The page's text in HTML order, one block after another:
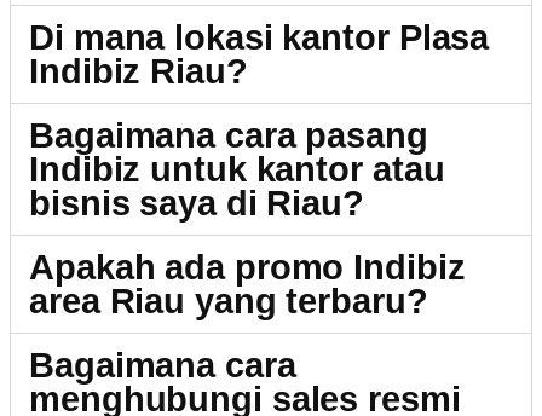
Di mana lokasi kantor Plasa
Indibiz Riau?
Bagaimana cara pasang
Indibiz untuk kantor atau
bisnis saya di Riau?
Apakah ada promo Indibiz
area Riau yang terbaru?
Bagaimana cara
menghubungi sales resmi